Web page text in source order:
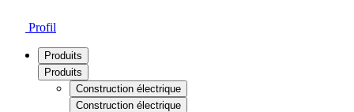
Profil
Produits
Produits
Construction électrique
Construction électrique